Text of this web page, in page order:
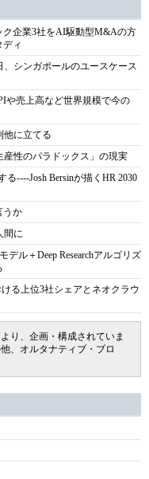
ク企業3社をAI駆動型M&Aの方
ィ
シンガポールのユースケース
や売上高など世界規模で今の
他に立てる
性のパラドックス」の現実
る----Josh Bersinが描くHR 2030
うか
間に
ル＋Deep Researchアルゴリズ
る上位3社シェアとネオクラウ
り、企画・構成されていま
、オルタナティブ・ブロ